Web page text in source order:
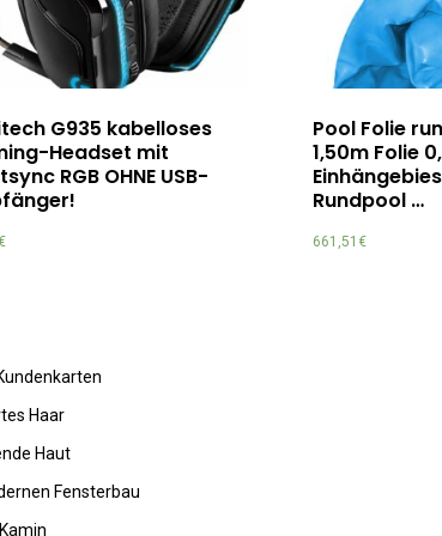
G935 kabelloses
Headset mit
RGB OHNE USB-
€
Pool Folie
1,50m Folie
Rundpool …
661,51 €
Haar
Haut
Fensterbau